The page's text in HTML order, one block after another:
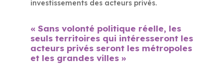
investissements des acteurs privés.
« Sans volonté politique réelle, les
seuls territoires qui intéresseront les
acteurs privés seront les métropoles
et les grandes villes »